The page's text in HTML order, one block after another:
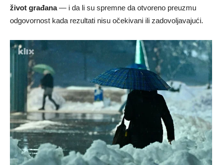
život građana— i da li su spremne da otvoreno preuzmu
odgovornost kada rezultati nisu očekivani ili zadovoljavajući.